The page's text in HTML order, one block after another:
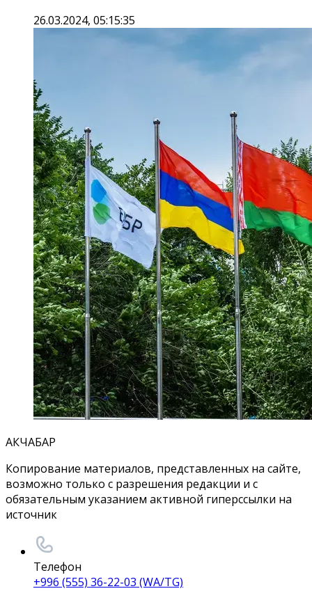
26.03.2024, 05:15:35
АКЧАБАР
Копирование материалов, представленных на сайте,
возможно только с разрешения редакции и с
обязательным указанием активной гиперссылки на
источник
Телефон
+996 (555) 36-22-03 (WA/TG)